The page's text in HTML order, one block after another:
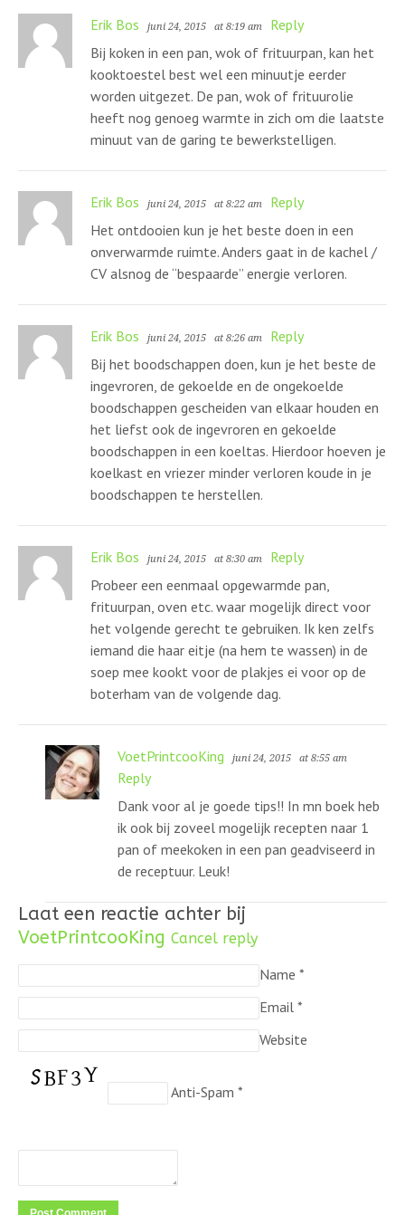
Erik Bos juni 24, 2015 at 8:19 am
Reply
Bij koken in een pan, wok of frituurpan, kan het
kooktoestel best wel een minuutje eerder
worden uitgezet. De pan, wok of frituurolie
heeft nog genoeg warmte in zich om die laatste
minuut van de garing te bewerkstelligen.
Erik Bos juni 24, 2015 at 8:22 am
Reply
Het ontdooien kun je het beste doen in een
onverwarmde ruimte. Anders gaat in de kachel /
CV alsnog de “bespaarde” energie verloren.
Erik Bos juni 24, 2015 at 8:26 am
Reply
Bij het boodschappen doen, kun je het beste de
ingevroren, de gekoelde en de ongekoelde
boodschappen gescheiden van elkaar houden en
het liefst ook de ingevroren en gekoelde
boodschappen in een koeltas. Hierdoor hoeven je
koelkast en vriezer minder verloren koude in je
boodschappen te herstellen.
Erik Bos juni 24, 2015 at 8:30 am
Reply
Probeer een eenmaal opgewarmde pan,
frituurpan, oven etc. waar mogelijk direct voor
het volgende gerecht te gebruiken. Ik ken zelfs
iemand die haar eitje (na hem te wassen) in de
soep mee kookt voor de plakjes ei voor op de
boterham van de volgende dag.
VoetPrintcooKing juni 24, 2015 at 8:55 am
Reply
Dank voor al je goede tips!! In mn boek heb
ik ook bij zoveel mogelijk recepten naar 1
pan of meekoken in een pan geadviseerd in
de receptuur. Leuk!
Laat een reactie achter bij
VoetPrintcooKing Cancel reply
Name *
Email *
Website
Anti-Spam *